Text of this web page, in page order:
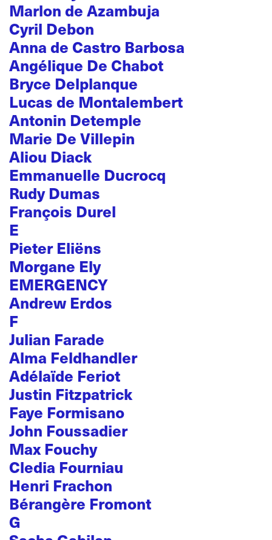
Marlon de Azambuja
Cyril Debon
Anna de Castro Barbosa
Angélique De Chabot
Bryce Delplanque
Lucas de Montalembert
Antonin Detemple
Marie De Villepin
Aliou Diack
Emmanuelle Ducrocq
Rudy Dumas
François Durel
E
Pieter Eliëns
Morgane Ely
EMERGENCY
Andrew Erdos
F
Julian Farade
Alma Feldhandler
Adélaïde Feriot
Justin Fitzpatrick
Faye Formisano
John Foussadier
Max Fouchy
Cledia Fourniau
Henri Frachon
Bérangère Fromont
G